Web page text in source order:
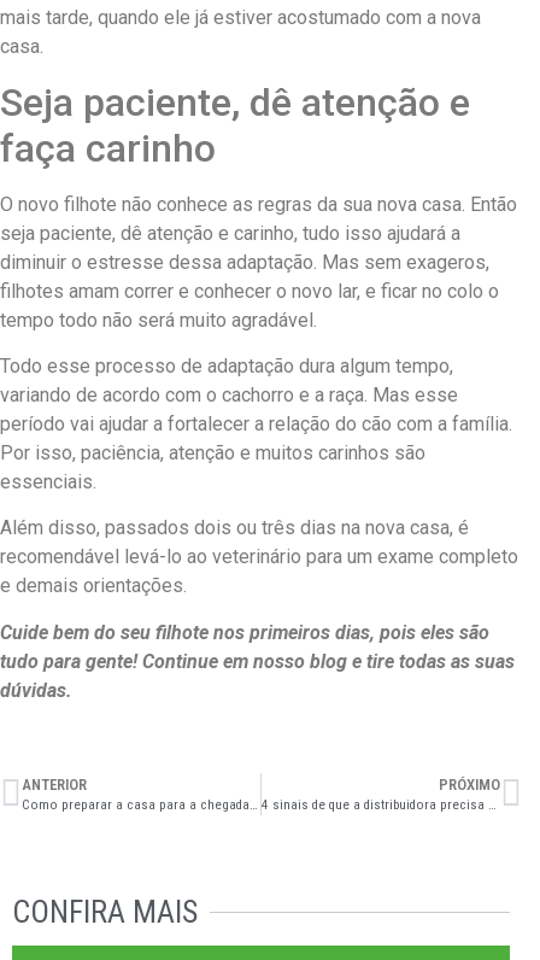
mais tarde, quando ele já estiver acostumado com a nova
casa.
Seja paciente, dê atenção e
faça carinho
O novo filhote não conhece as regras da sua nova casa. Então
seja paciente, dê atenção e carinho, tudo isso ajudará a
diminuir o estresse dessa adaptação. Mas sem exageros,
filhotes amam correr e conhecer o novo lar, e ficar no colo o
tempo todo não será muito agradável.
Todo esse processo de adaptação dura algum tempo,
variando de acordo com o cachorro e a raça. Mas esse
período vai ajudar a fortalecer a relação do cão com a família.
Por isso, paciência, atenção e muitos carinhos são
essenciais.
Além disso, passados dois ou três dias na nova casa, é
recomendável levá-lo ao veterinário para um exame completo
e demais orientações.
Cuide bem do seu filhote nos primeiros dias, pois eles são
tudo para gente! Continue em nosso blog e tire todas as suas
dúvidas.
ANTERIOR
Como preparar a casa para a chegada de um filhote de gato?
PRÓXIMO
4 sinais de que a distribuidora precisa de gestão financeira
CONFIRA MAIS